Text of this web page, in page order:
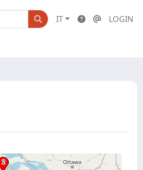
IT LOGIN